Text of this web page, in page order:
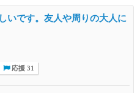
いです。友人や周りの大人に
応援 31